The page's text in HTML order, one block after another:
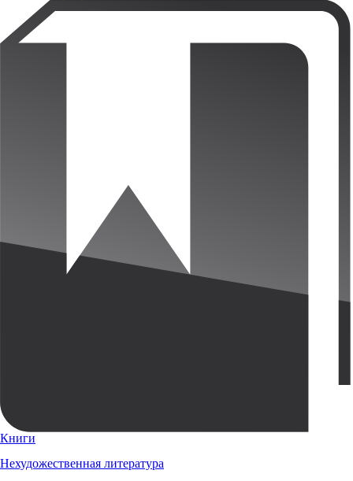
Книги
Нехудожественная литература